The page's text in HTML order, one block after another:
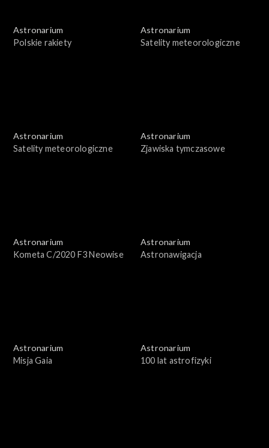
Astronarium
Polskie rakiety
Astronarium
Satelity meteorologiczne
Astronarium
Satelity meteorologiczne
Astronarium
Zjawiska tymczasowe
Astronarium
Kometa C/2020 F3 Neowise
Astronarium
Astronawigacja
Astronarium
Misja Gaia
Astronarium
100 lat astrofizyki